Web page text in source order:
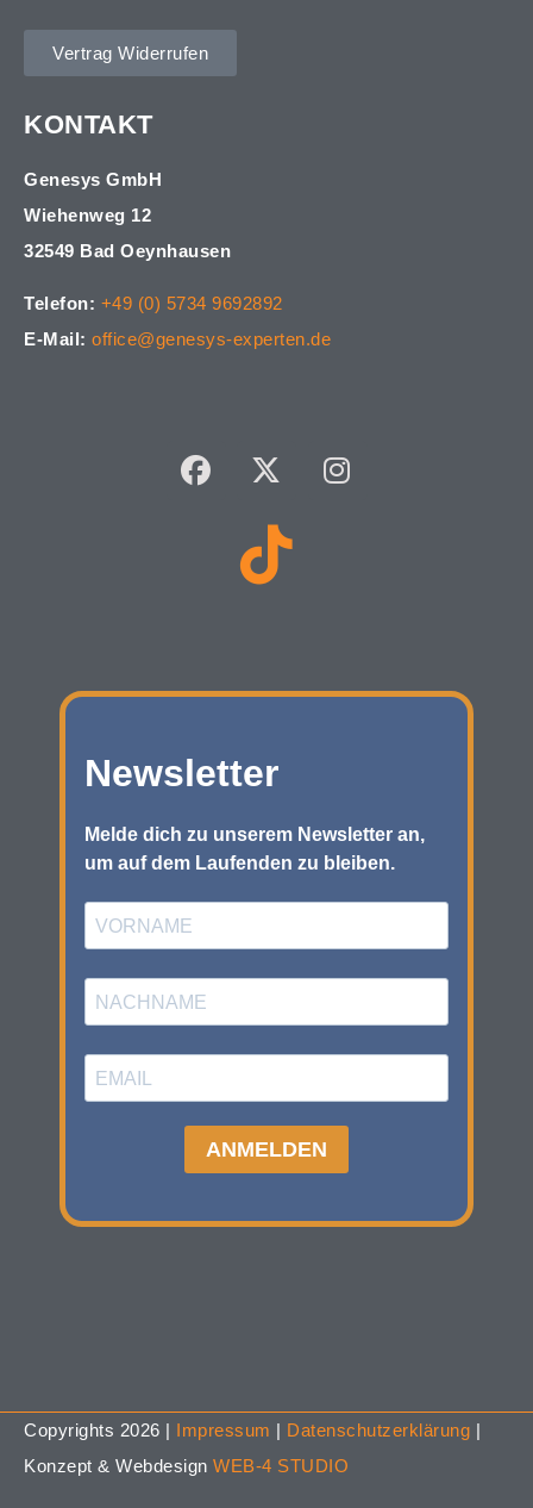
Vertrag Widerrufen
KONTAKT
Genesys GmbH
Wiehenweg 12
32549 Bad Oeynhausen
Telefon: +49 (0) 5734 9692892
E-Mail: office@genesys-experten.de
Copyrights 2026 | Impressum | Datenschutzerklärung |
Konzept & Webdesign WEB-4 STUDIO